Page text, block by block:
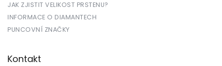
JAK ZJISTIT VELIKOST PRSTENU?
INFORMACE O DIAMANTECH
PUNCOVNÍ ZNAČKY
Kontakt